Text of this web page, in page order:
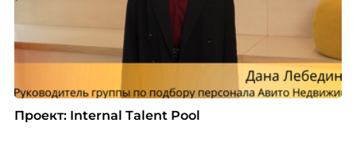
Проект: Internal Talent Pool